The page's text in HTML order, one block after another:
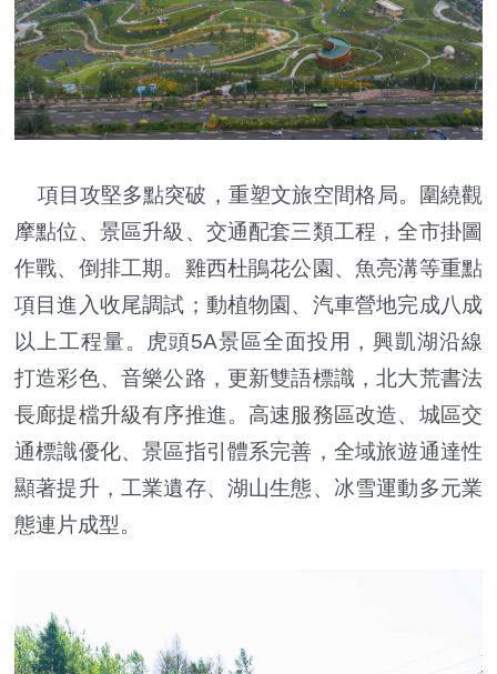
項目攻堅多點突破，重塑文旅空間格局。圍繞觀
摩點位、景區升級、交通配套三類工程，全市掛圖
作戰、倒排工期。雞西杜鵑花公園、魚亮溝等重點
項目進入收尾調試；動植物園、汽車營地完成八成
以上工程量。虎頭5A景區全面投用，興凱湖沿線
打造彩色、音樂公路，更新雙語標識，北大荒書法
長廊提檔升級有序推進。高速服務區改造、城區交
通標識優化、景區指引體系完善，全域旅遊通達性
顯著提升，工業遺存、湖山生態、冰雪運動多元業
態連片成型。